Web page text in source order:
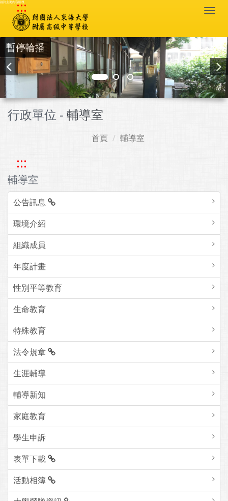
跳到主要內容區塊
:::
暫停輪播
行政單位 - 輔導室
首頁 輔導室
:::
輔導室
公告訊息
環境介紹
組織成員
年度計畫
性別平等教育
生命教育
特殊教育
法令規章
生涯輔導
輔導新知
家庭教育
學生申訴
表單下載
活動相簿